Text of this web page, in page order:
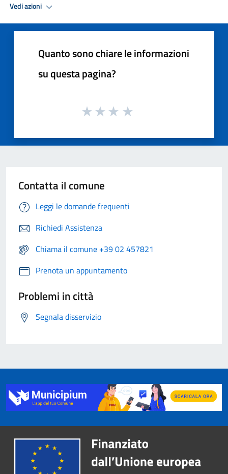
Vedi azioni
Quanto sono chiare le informazioni
su questa pagina?
Contatta il comune
Leggi le domande frequenti
Richiedi Assistenza
Chiama il comune +39 02 457821
Prenota un appuntamento
Problemi in città
Segnala disservizio